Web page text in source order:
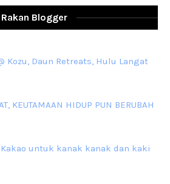
sejahtera dan salam rindu untuk semua.
KELEDEK UNGU
semua. Masih belum terlambat untuk che
MERAH
semua. Hari ni 4 Zulhijjah 1444 Hijrah,
sejahtera semua. Lama betul che mat tak
Rakan Blogger
Kozu, Daun Retreats, Hulu Langat
KEUTAMAAN HIDUP PUN BERUBAH
untuk kanak kanak dan kaki